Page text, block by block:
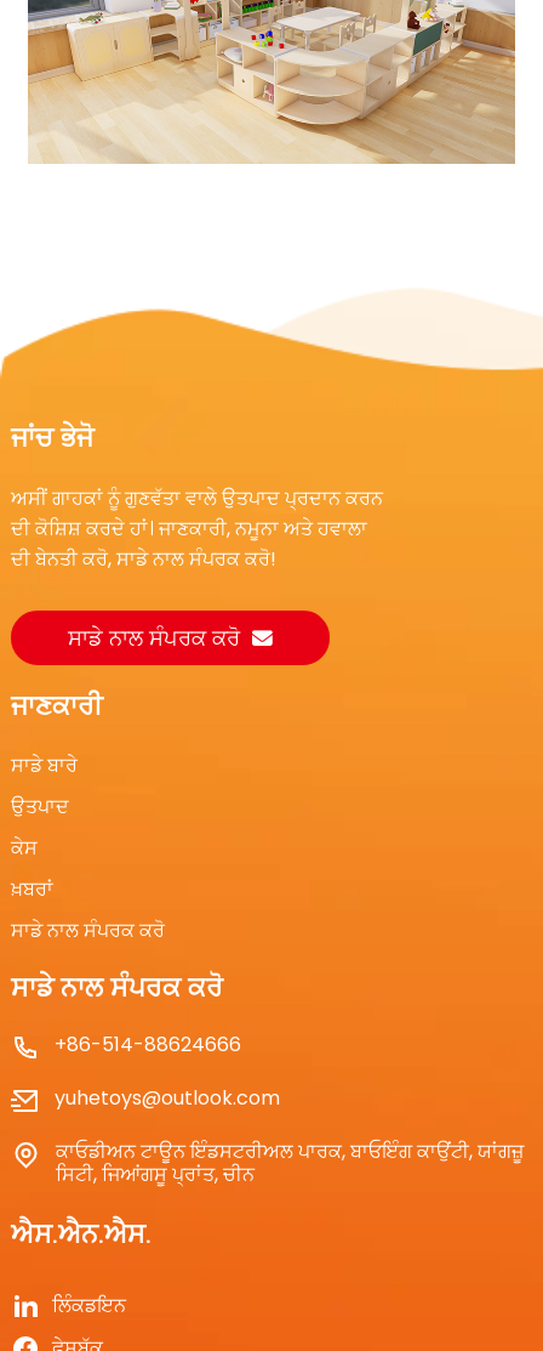
ਜਾਂਚ ਭੇਜੋ
ਅਸੀਂ ਗਾਹਕਾਂ ਨੂੰ ਗੁਣਵੱਤਾ ਵਾਲੇ ਉਤਪਾਦ ਪ੍ਰਦਾਨ ਕਰਨ
ਦੀ ਕੋਸ਼ਿਸ਼ ਕਰਦੇ ਹਾਂ। ਜਾਣਕਾਰੀ, ਨਮੂਨਾ ਅਤੇ ਹਵਾਲਾ
ਦੀ ਬੇਨਤੀ ਕਰੋ, ਸਾਡੇ ਨਾਲ ਸੰਪਰਕ ਕਰੋ!
ਸਾਡੇ ਨਾਲ ਸੰਪਰਕ ਕਰੋ
ਜਾਣਕਾਰੀ
ਸਾਡੇ ਬਾਰੇ
ਉਤਪਾਦ
ਕੇਸ
ਖ਼ਬਰਾਂ
ਸਾਡੇ ਨਾਲ ਸੰਪਰਕ ਕਰੋ
ਸਾਡੇ ਨਾਲ ਸੰਪਰਕ ਕਰੋ
+86-514-88624666
yuhetoys@outlook.com
ਕਾਓਡੀਅਨ ਟਾਊਨ ਇੰਡਸਟਰੀਅਲ ਪਾਰਕ, ​​ਬਾਓਇੰਗ ਕਾਉਂਟੀ, ਯਾਂਗਜ਼ੂ
ਸਿਟੀ, ਜਿਆਂਗਸੂ ਪ੍ਰਾਂਤ, ਚੀਨ
ਐਸ.ਐਨ.ਐਸ.
ਲਿੰਕਡਇਨ